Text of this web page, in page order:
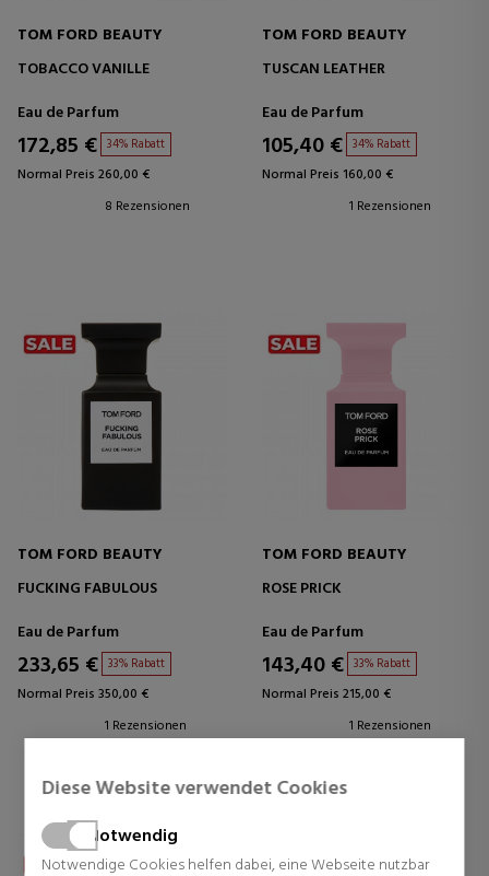
Diese Website verwendet Cookies
Notwendig
Notwendige Cookies helfen dabei, eine Webseite nutzbar
TOM FORD BEAUTY
TOBACCO VANILLE
Eau de Parfum
172,85 € 34% Rabatt
Normal Preis 260,00 €
8 Rezensionen
TOM FORD BEAUTY
TUSCAN LEATHER
Eau de Parfum
105,40 € 34% Rabatt
Normal Preis 160,00 €
1 Rezensionen
TOM FORD BEAUTY
FUCKING FABULOUS
Eau de Parfum
233,65 € 33% Rabatt
Normal Preis 350,00 €
1 Rezensionen
TOM FORD BEAUTY
ROSE PRICK
Eau de Parfum
143,40 € 33% Rabatt
Normal Preis 215,00 €
1 Rezensionen